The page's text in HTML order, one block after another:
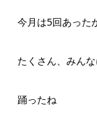
今月は5回あった
たくさん、みん
踊ったね